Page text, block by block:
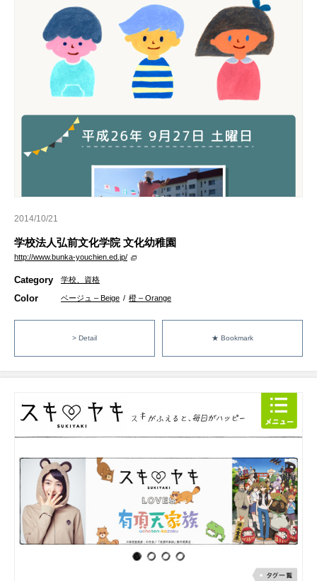
2014/10/21
学校法人弘前文化学院 文化幼稚園
http://www.bunka-youchien.ed.jp/
Category 学校、資格
Color ベージュ – Beige / 橙 – Orange
> Detail ★ Bookmark